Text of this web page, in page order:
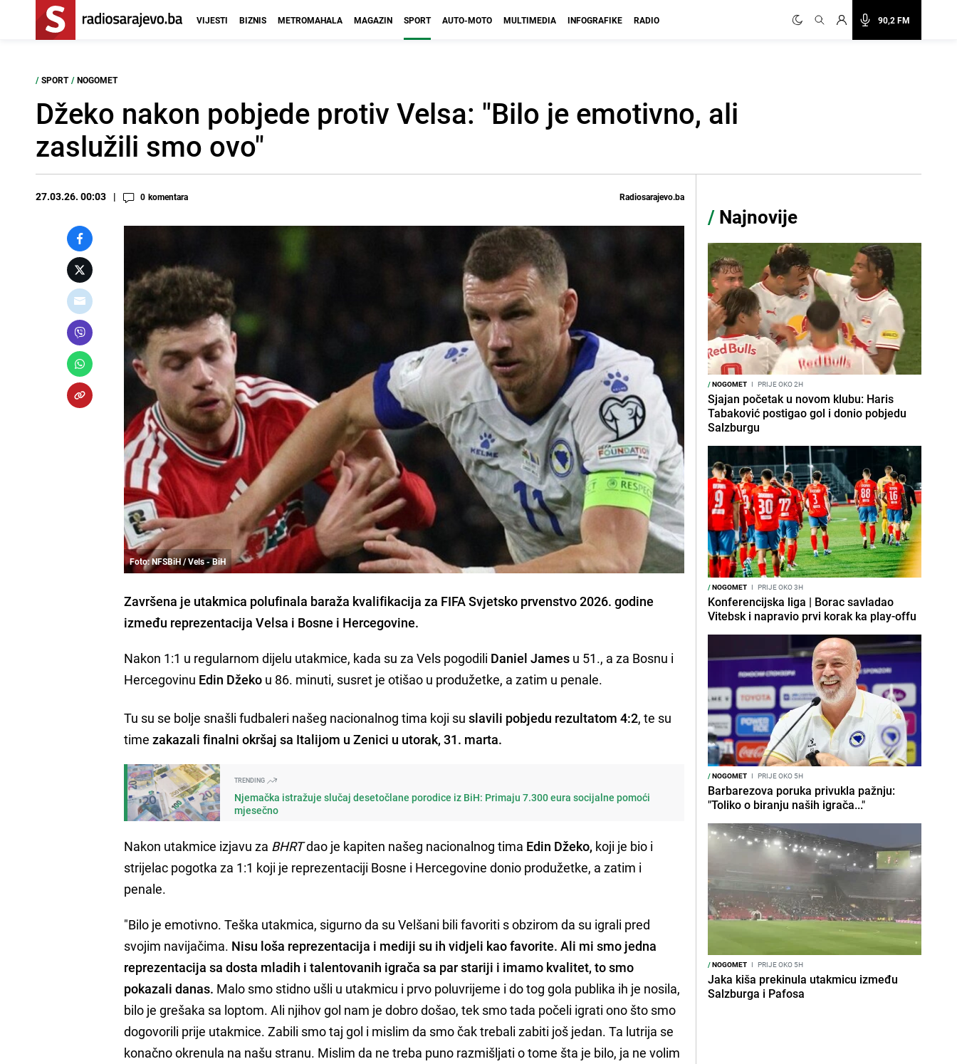
90,2 FM
VIJESTI BIZNIS METROMAHALA MAGAZIN SPORT AUTO-MOTO MULTIMEDIA INFOGRAFIKE RADIO
/ SPORT / NOGOMET
Džeko nakon pobjede protiv Velsa: "Bilo je emotivno, ali
zaslužili smo ovo"
27.03.26. 00:03 0 komentara Radiosarajevo.ba
Foto: NFSBiH / Vels - BiH
Završena je utakmica polufinala baraža kvalifikacija za FIFA Svjetsko prvenstvo 2026. godine
između reprezentacija Velsa i Bosne i Hercegovine.
Nakon 1:1 u regularnom dijelu utakmice, kada su za Vels pogodili Daniel James u 51., a za Bosnu i
Hercegovinu Edin Džeko u 86. minuti, susret je otišao u produžetke, a zatim u penale.
Tu su se bolje snašli fudbaleri našeg nacionalnog tima koji suslavili pobjedu rezultatom 4:2, te su
timezakazali finalni okršaj sa Italijom u Zenici u utorak, 31. marta.
TRENDING
Njemačka istražuje slučaj desetočlane porodice iz BiH: Primaju 7.300 eura socijalne pomoći
mjesečno
Nakon utakmice izjavu za BHRTdao je kapiten našeg nacionalnog tima Edin Džeko, koji je bio i
strijelac pogotka za 1:1 koji je reprezentaciji Bosne i Hercegovine donio produžetke, a zatim i
penale.
"Bilo je emotivno. Teška utakmica, sigurno da su Velšani bili favoriti s obzirom da su igrali pred
svojim navijačima. Nisu loša reprezentacija i mediji su ih vidjeli kao favorite. Ali mi smo jedna
reprezentacija sa dosta mladih i talentovanih igrača sa par stariji i imamo kvalitet, to smo
pokazali danas. Malo smo stidno ušli u utakmicu i prvo poluvrijeme i do tog gola publika ih je nosila,
bilo je grešaka sa loptom. Ali njihov gol nam je dobro došao, tek smo tada počeli igrati ono što smo
dogovorili prije utakmice. Zabili smo taj gol i mislim da smo čak trebali zabiti još jedan. Ta lutrija se
konačno okrenula na našu stranu. Mislim da ne treba puno razmišljati o tome šta je bilo, ja ne volim
/ Najnovije
/NOGOMET I PRIJE OKO 2H
Sjajan početak u novom klubu: Haris
Tabaković postigao gol i donio pobjedu
Salzburgu
/NOGOMET I PRIJE OKO 3H
Konferencijska liga | Borac savladao
Vitebsk i napravio prvi korak ka play-offu
/NOGOMET I PRIJE OKO 5H
Barbarezova poruka privukla pažnju:
"Toliko o biranju naših igrača..."
/NOGOMET I PRIJE OKO 5H
Jaka kiša prekinula utakmicu između
Salzburga i Pafosa